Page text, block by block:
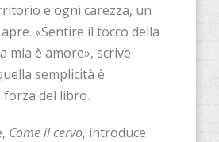
e ogni carezza, un
«Sentire il tocco della
mia è amore», scrive
semplicità è
forza del libro.
Come il cervo, introduce